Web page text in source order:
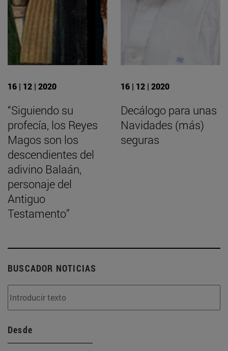
16 | 12 | 2020
“Siguiendo su
profecía, los Reyes
Magos son los
descendientes del
adivino Balaán,
personaje del
Antiguo
Testamento”
16 | 12 | 2020
Decálogo para unas
Navidades (más)
seguras
BUSCADOR NOTICIAS
Desde